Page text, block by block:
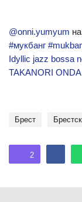
@onni.yumyum
#мукбанг
Idyllic jazz bossa
TAKANORI ONDA
Брест
2